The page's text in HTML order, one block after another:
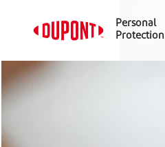
Personal
Protection